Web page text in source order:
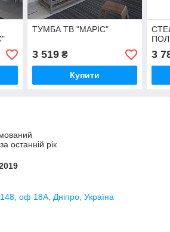
ТУМБА ТВ "МАРІС"
3 519₴
Купити
3
останній рік
оф 18А, Дніпро, Україна